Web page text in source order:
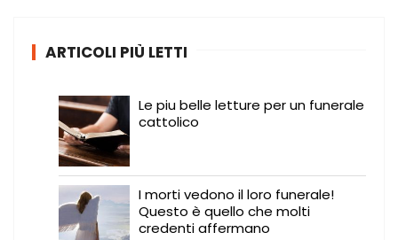
ARTICOLI PIÙ LETTI
Le piu belle letture per un funerale
cattolico
I morti vedono il loro funerale!
Questo è quello che molti
credenti affermano